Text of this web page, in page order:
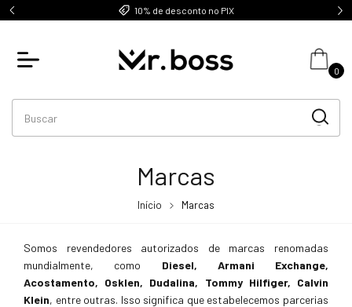
10% de desconto no PIX
0
Marcas
Início Marcas
Somos revendedores autorizados de marcas renomadas
mundialmente, como Diesel, Armani Exchange,
Acostamento, Osklen, Dudalina, Tommy Hilfiger, Calvin
Klein, entre outras. Isso significa que estabelecemos parcerias